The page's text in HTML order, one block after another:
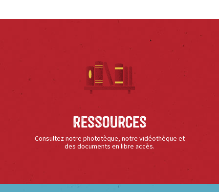
Ressources
Consultez notre phototèque, notre vidéothèque et
des documents en libre accès.